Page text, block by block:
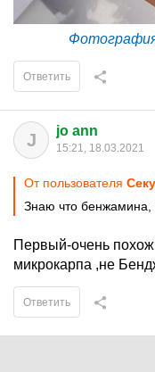
Ответить
J jo ann
15:21, 18.03.2021
От пользователя
Знаю что бенжамина,
Первый-очень похож
микрокарпа ,не
Ответить